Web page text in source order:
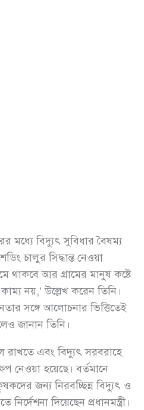
মধ্যে বিদ্যুৎ সুবিধার বৈষম্য
চালুর সিদ্ধান্ত নেওয়া
থাকবে আর গ্রামের মানুষ কষ্টে
নয়,’ উল্লেখ করেন তিনি।
সঙ্গে আলোচনার ভিত্তিতেই
জানান তিনি।
রাখতে এবং বিদ্যুৎ সরবরাহে
নেওয়া হয়েছে। বর্তমানে
জন্য নিরবচ্ছিন্ন বিদ্যুৎ ও
দিয়েছেন প্রধানমন্ত্রী।